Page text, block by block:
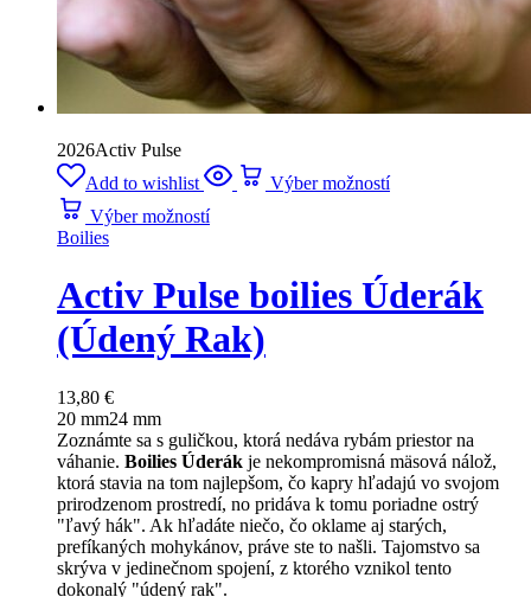
2026Activ Pulse
Add to wishlist
Výber možností
Výber možností
Boilies
Activ Pulse boilies Úderák
(Údený Rak)
13,80 €
20 mm24 mm
Zoznámte sa s guličkou, ktorá nedáva rybám priestor na
váhanie. Boilies Úderák je nekompromisná mäsová nálož,
ktorá stavia na tom najlepšom, čo kapry hľadajú vo svojom
prirodzenom prostredí, no pridáva k tomu poriadne ostrý
"ľavý hák". Ak hľadáte niečo, čo oklame aj starých,
prefíkaných mohykánov, práve ste to našli. Tajomstvo sa
skrýva v jedinečnom spojení, z ktorého vznikol tento
dokonalý "údený rak".